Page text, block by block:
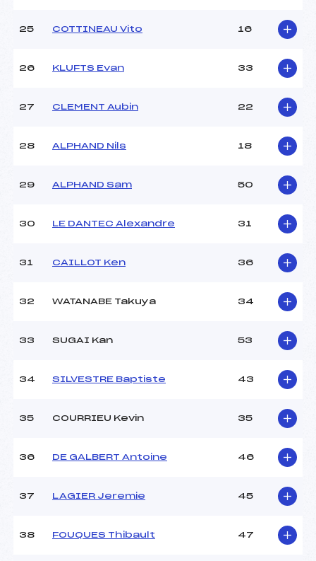
25 COTTINEAU Vito 16
26 KLUFTS Evan 33
27 CLEMENT Aubin 22
28 ALPHAND Nils 18
29 ALPHAND Sam 50
30 LE DANTEC Alexandre 31
31 CAILLOT Ken 36
32 WATANABE Takuya 34
33 SUGAI Kan 53
34 SILVESTRE Baptiste 43
35 COURRIEU Kevin 35
36 DE GALBERT Antoine 46
37 LAGIER Jeremie 45
38 FOUQUES Thibault 47